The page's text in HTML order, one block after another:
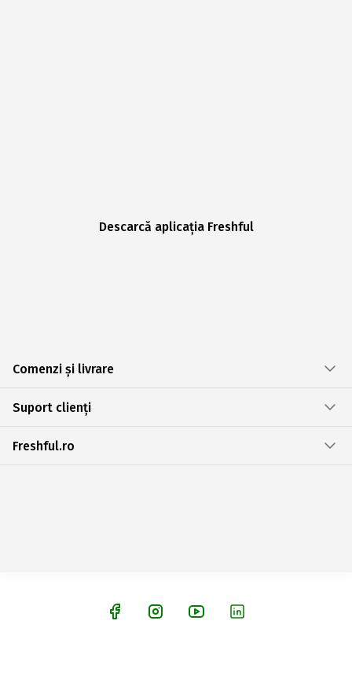
Descarcă aplicația Freshful
Comenzi și livrare
Suport clienți
Freshful.ro